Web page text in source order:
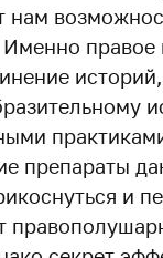
нам
Именно
препараты
и